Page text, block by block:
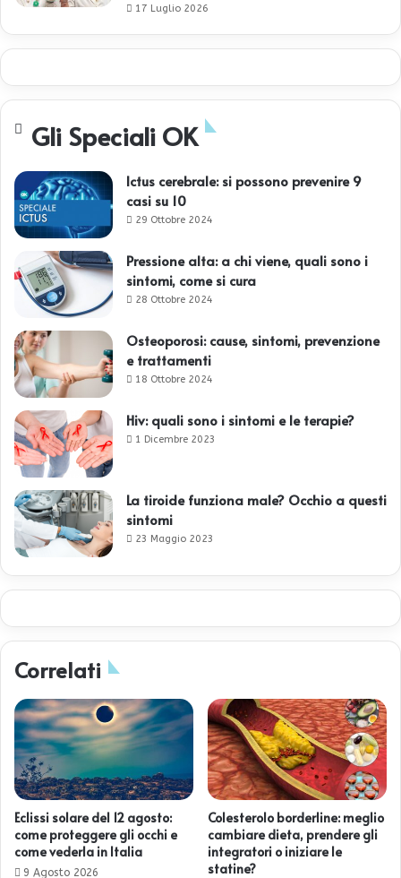
17 Luglio 2026
Gli Speciali OK
Ictus cerebrale: si possono prevenire 9
casi su 10
29 Ottobre 2024
Pressione alta: a chi viene, quali sono i
sintomi, come si cura
28 Ottobre 2024
Osteoporosi: cause, sintomi, prevenzione
e trattamenti
18 Ottobre 2024
Hiv: quali sono i sintomi e le terapie?
1 Dicembre 2023
La tiroide funziona male? Occhio a questi
sintomi
23 Maggio 2023
Correlati
Eclissi solare del 12 agosto:
come proteggere gli occhi e
come vederla in Italia
9 Agosto 2026
Colesterolo borderline: meglio
cambiare dieta, prendere gli
integratori o iniziare le
statine?